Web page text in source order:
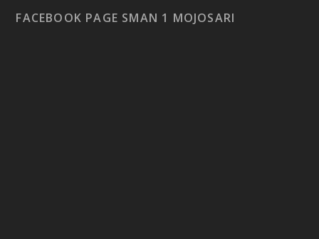
FACEBOOK PAGE SMAN 1 MOJOSARI